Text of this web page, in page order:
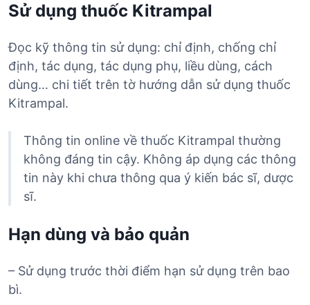
Sử dụng thuốc Kitrampal
Đọc kỹ thông tin sử dụng: chỉ định, chống chỉ
định, tác dụng, tác dụng phụ, liều dùng, cách
dùng… chi tiết trên tờ hướng dẫn sử dụng thuốc
Kitrampal.
Thông tin online về thuốc Kitrampal thường
không đáng tin cậy. Không áp dụng các thông
tin này khi chưa thông qua ý kiến bác sĩ, dược
sĩ.
Hạn dùng và bảo quản
– Sử dụng trước thời điểm hạn sử dụng trên bao
bì.